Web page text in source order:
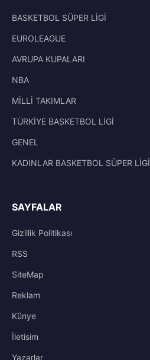
BASKETBOL SÜPER LİGİ
EUROLEAGUE
AVRUPA KUPALARI
NBA
MİLLİ TAKIMLAR
TÜRKİYE BASKETBOL LİGİ
GENEL
KADINLAR BASKETBOL SÜPER LİGİ
SAYFALAR
Gizlilik Politikası
RSS
SiteMap
Reklam
Künye
İletisim
Yazarlar